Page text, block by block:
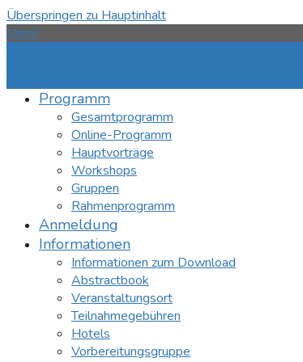
Überspringen zu Hauptinhalt
Menü
Programm
Gesamtprogramm
Online-Programm
Hauptvorträge
Workshops
Gruppen
Rahmenprogramm
Anmeldung
Informationen
Informationen zum Download
Abstractbook
Veranstaltungsort
Teilnahmegebühren
Hotels
Vorbereitungsgruppe